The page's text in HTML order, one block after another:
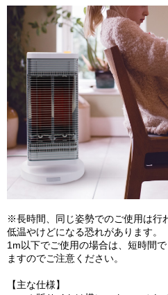
※長時間、同じ姿勢でのご使用は行
低温やけどになる恐れがあります。
1m以下でご使用の場合は、短時間
ますのでご注意ください。
【主な仕様】